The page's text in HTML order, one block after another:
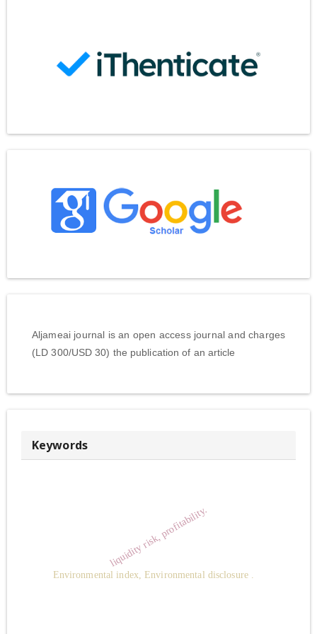
Aljameai journal is an open access journal and charges
(LD 300/USD 30) the publication of an article
Keywords
liquidity risk, profitability.
Environmental index, Environmental disclosure .